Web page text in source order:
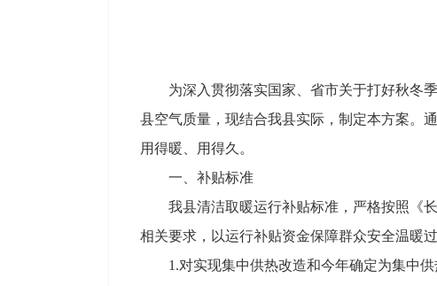
为深入贯彻落实国家、省市关于打好秋冬
县空气质量，现结合我县实际，制定本方案。
用得暖、用得久。
一、补贴标准
我县清洁取暖运行补贴标准，严格按照《
相关要求，以运行补贴资金保障群众安全温暖过
1.对实现集中供热改造和今年确定为集中